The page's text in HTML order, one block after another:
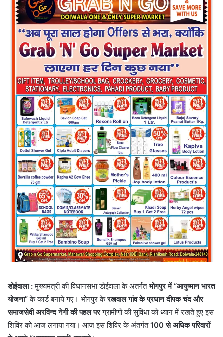
e
m
a
i
डोईवाला :मुख्यमंत्री की विधानसभा डोईवाला के अंतर्गतभोगपुर में “आयुष्मान भारत
योजना”के कार्ड बनाये गए। भोगपुर केरखवाल गांव के प्रधान दीपक चंद और
समाजसेवी अरविन्द नेगी की पहल परग्रामीणों की सुविधा को ध्यान में रखते हुए इस
शिविर को आज लगाया गया। आज इस शिविर के अंतर्गत100 से अधिक परिवारों